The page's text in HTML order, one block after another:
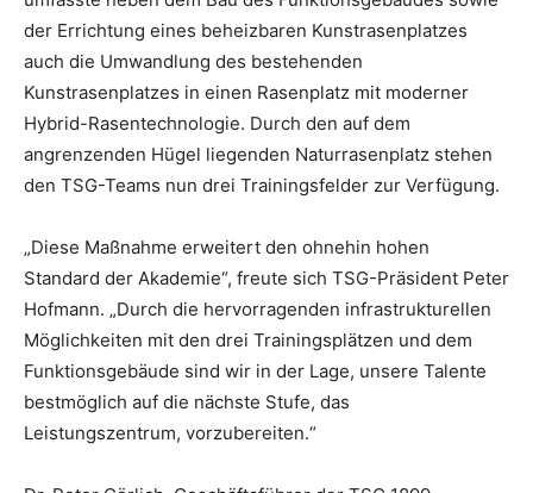
der Errichtung eines beheizbaren Kunstrasenplatzes
auch die Umwandlung des bestehenden
Kunstrasenplatzes in einen Rasenplatz mit moderner
Hybrid-Rasentechnologie. Durch den auf dem
angrenzenden Hügel liegenden Naturrasenplatz stehen
den TSG-Teams nun drei Trainingsfelder zur Verfügung.
„Diese Maßnahme erweitert den ohnehin hohen
Standard der Akademie“, freute sich TSG-Präsident Peter
Hofmann. „Durch die hervorragenden infrastrukturellen
Möglichkeiten mit den drei Trainingsplätzen und dem
Funktionsgebäude sind wir in der Lage, unsere Talente
bestmöglich auf die nächste Stufe, das
Leistungszentrum, vorzubereiten.“